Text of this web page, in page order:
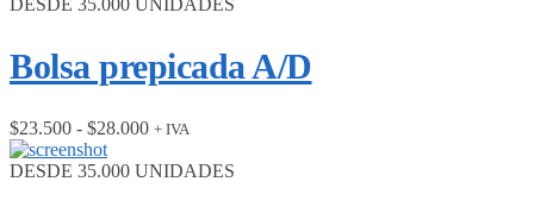
hasta
$73.500
Bolsa prepicada A/D
$23.500 - $28.000Rango
precios:
+ IVA
DESDE 35.000 UNIDADES